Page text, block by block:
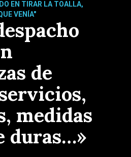
EN TIRAR LA TOALLA,
VENÍA"
de
medidas
duras…»